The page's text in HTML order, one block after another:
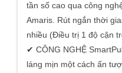
tần số cao qua công
Amaris. Rút ngắn thời
nhiều (Điều trị 1 độ cận
✔ CÔNG NGHỆ
láng mịn một cách ấn